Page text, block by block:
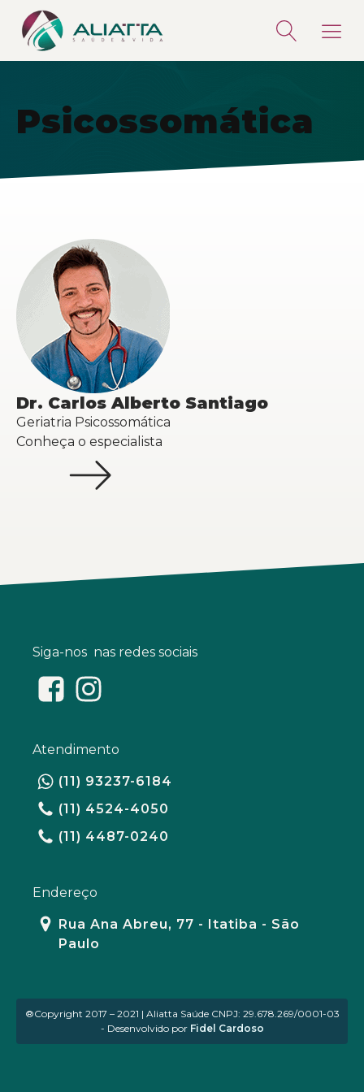
Psicossomática
Dr. Carlos Alberto Santiago
Geriatria Psicossomática
Conheça o especialista
Siga-nos  nas redes sociais
Atendimento
(11) 93237-6184
(11) 4524-4050
(11) 4487-0240
Endereço
Rua Ana Abreu, 77 - Itatiba - São
Paulo
®Copyright 2017 – 2021 | Aliatta Saúde CNPJ: 29.678.269/0001-03
- Desenvolvido por Fidel Cardoso